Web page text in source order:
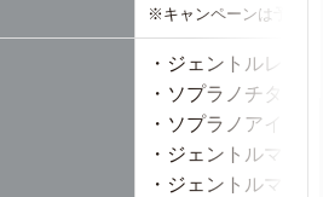
※キャンペーンは予告
・ジェントルレー
・ソプラノチタニ
・ソプラノアイス
・ジェントルマッ
・ジェントルマッ